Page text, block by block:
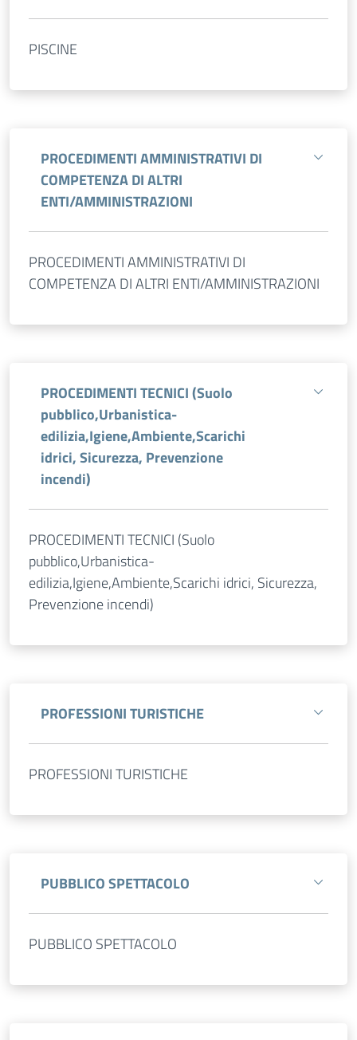
PISCINE
PROCEDIMENTI AMMINISTRATIVI DI
COMPETENZA DI ALTRI
ENTI/AMMINISTRAZIONI
PROCEDIMENTI AMMINISTRATIVI DI
COMPETENZA DI ALTRI ENTI/AMMINISTRAZIONI
PROCEDIMENTI TECNICI (Suolo
pubblico,Urbanistica-
edilizia,Igiene,Ambiente,Scarichi
idrici, Sicurezza, Prevenzione
incendi)
PROCEDIMENTI TECNICI (Suolo
pubblico,Urbanistica-
edilizia,Igiene,Ambiente,Scarichi idrici, Sicurezza,
Prevenzione incendi)
PROFESSIONI TURISTICHE
PROFESSIONI TURISTICHE
PUBBLICO SPETTACOLO
PUBBLICO SPETTACOLO